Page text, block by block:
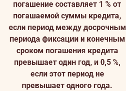
погашение составляет 1 % от
погашаемой суммы кредита,
если период между досрочным
периода фиксации и конечным
сроком погашения кредита
превышает один год, и 0,5 %,
если этот период не
превышает одного года.